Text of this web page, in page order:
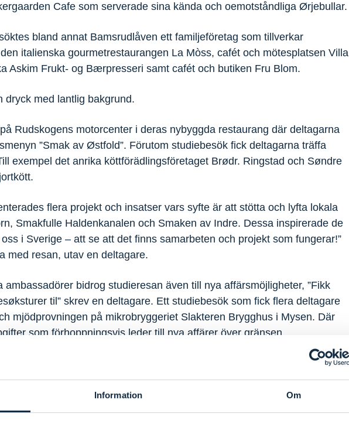
Information Om
Cafe som serverade sina kända och oemotståndliga Ørjebullar.
bland annat Bamsrudlåven ett familjeföretag som tillverkar
italienska gourmetrestaurangen La Mòss, cafét och mötesplatsen Villa
Askim Frukt- og Bærpresseri samt cafét och butiken Fru Blom.
Rudskogens motorcenter i deras nybyggda restaurang där deltagarna
”Smak av Østfold”. Förutom studiebesök fick deltagarna träffa
exempel det anrika köttförädlingsföretaget Brødr. Ringstad och Søndre
flera projekt och insatser vars syfte är att stötta och lyfta lokala
Smakfulle Haldenkanalen och Smaken av Indre. Dessa inspirerade de
i Sverige – att se att det finns samarbeten och projekt som fungerar!”
med resan, utav en deltagare.
ambassadörer bidrog studieresan även till nya affärsmöjligheter, ”Fikk
til” skrev en deltagare. Ett studiebesök som fick flera deltagare
mjödprovningen på mikrobryggeriet Slakteren Brygghus i Mysen. Där
som förhoppningsvis leder till nya affärer över gränsen.
skapade med säkerhet flera entusiastiska ambassadörer för Indre
för matentusiasten!
hemsida för att se när nästa studieresa arrangeras.